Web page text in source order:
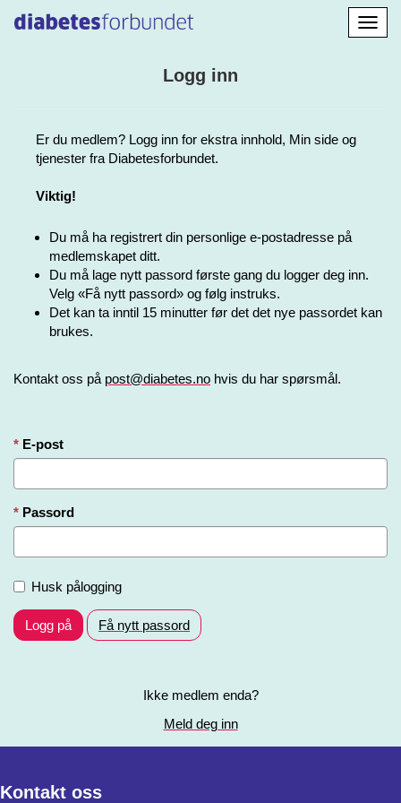
Logg inn
Er du medlem? Logg inn for ekstra innhold, Min side og
tjenester fra Diabetesforbundet.
Viktig!
Du må ha registrert din personlige e-postadresse på
medlemskapet ditt.
Du må lage nytt passord første gang du logger deg inn.
Velg «Få nytt passord» og følg instruks.
Det kan ta inntil 15 minutter før det det nye passordet kan
brukes.
Kontakt oss på post@diabetes.no hvis du har spørsmål.
E-post
Passord
Husk pålogging
Logg på Få nytt passord
Ikke medlem enda?
Meld deg inn
Kontakt oss